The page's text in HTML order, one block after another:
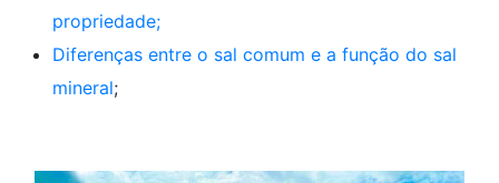
propriedade;
Diferenças entre o sal comum e a função do sal
mineral;